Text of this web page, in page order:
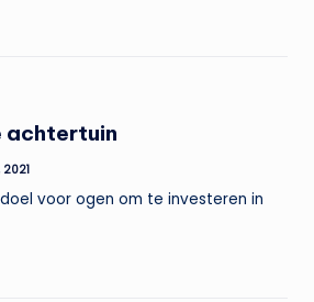
achtertuin
voor ogen om te investeren in